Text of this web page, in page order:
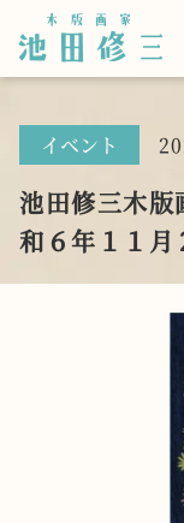
木版画家
池田修三
イベント
池田修三木
和６年１１